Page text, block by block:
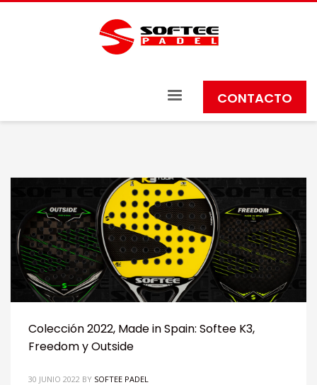
CONTACTO
Colección 2022, Made in Spain: Softee K3,
Freedom y Outside
30 JUNIO 2022 BY SOFTEE PADEL